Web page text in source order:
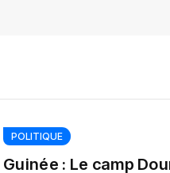
POLITIQUE
Guinée : Le camp